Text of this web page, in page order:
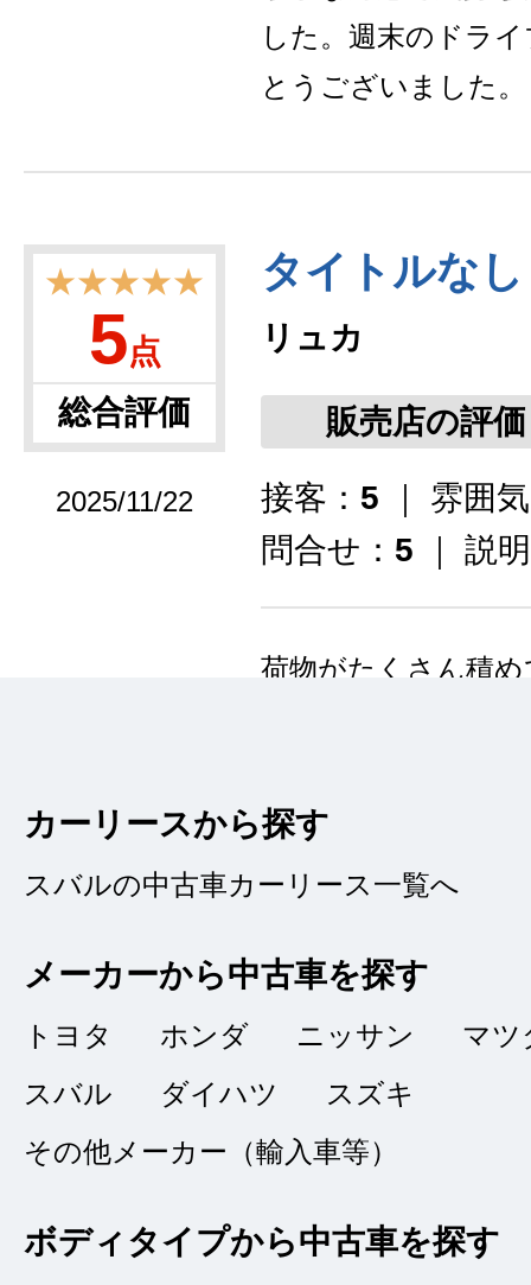
した。週末のドラ
とうございました。
★★★★★
5点
総合評価
2025/11/22
タイトルなし
リュカ
販売店の評価
接客： 5 ｜ 雰囲
問合せ： 5 ｜ 説
荷物がたくさん積
★★★★★
5
総合評価
対応に満足
ＲＫ
販売店の評価
5
品質：4｜ 説明：
カーリースから探す
スバルの中古車カーリース一覧へ
メーカーから中古車を探す
トヨタ ホンダ ニッサン
マツ
スバル
ダイハツ
スズキ
その他メーカー（輸入車等）
ボディタイプから中古車を探す